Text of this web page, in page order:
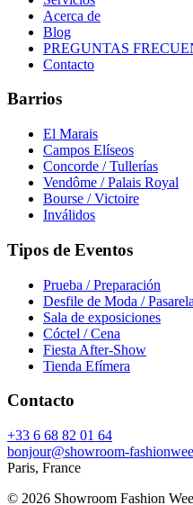
Acerca de
Blog
PREGUNTAS
Contacto
Barrios
El Marais
Campos Elíseos
Concorde / Tullerías
Vendôme / Palais Royal
Bourse / Victoire
Inválidos
Tipos de Eventos
Prueba / Preparación
Desfile de Moda / Pasarela
Sala de exposiciones
Cóctel / Cena
Fiesta After-Show
Tienda Efímera
Contacto
+33 6 68 82 01 64
bonjour@showroom-
Paris, France
© 2026 Showroom Fashion